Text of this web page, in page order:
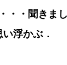
・・聞きま
浮かぶ．